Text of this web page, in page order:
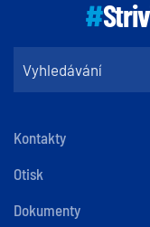
#
Kontakty
Otisk
Dokumenty